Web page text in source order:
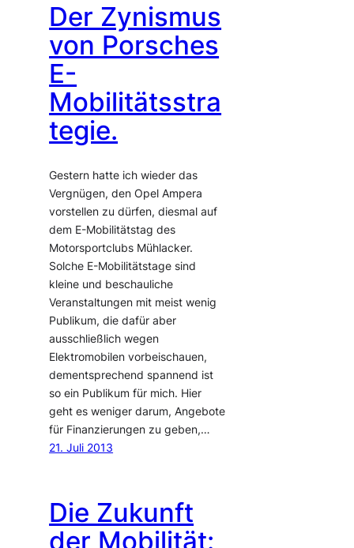
Der Zynismus
von Porsches
E-
Mobilitätsstra
tegie.
Gestern hatte ich wieder das
Vergnügen, den Opel Ampera
vorstellen zu dürfen, diesmal auf
dem E-Mobilitätstag des
Motorsportclubs Mühlacker.
Solche E-Mobilitätstage sind
kleine und beschauliche
Veranstaltungen mit meist wenig
Publikum, die dafür aber
ausschließlich wegen
Elektromobilen vorbeischauen,
dementsprechend spannend ist
so ein Publikum für mich. Hier
geht es weniger darum, Angebote
für Finanzierungen zu geben,…
21. Juli 2013
Die Zukunft
der Mobilität: